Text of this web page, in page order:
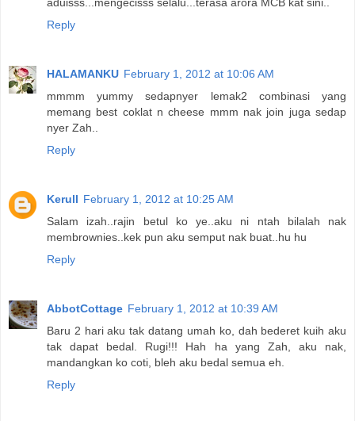
Reply
HALAMANKU February 1, 2012 at 10:06 AM
mmmm yummy sedapnyer lemak2 combinasi yang
memang best coklat n cheese mmm nak join juga sedap
nyer Zah..
Reply
Kerull February 1, 2012 at 10:25 AM
Salam izah..rajin betul ko ye..aku ni ntah bilalah nak
membrownies..kek pun aku semput nak buat..hu hu
Reply
AbbotCottage February 1, 2012 at 10:39 AM
Baru 2 hari aku tak datang umah ko, dah bederet kuih aku
tak dapat bedal. Rugi!!! Hah ha yang Zah, aku nak,
mandangkan ko coti, bleh aku bedal semua eh.
Reply